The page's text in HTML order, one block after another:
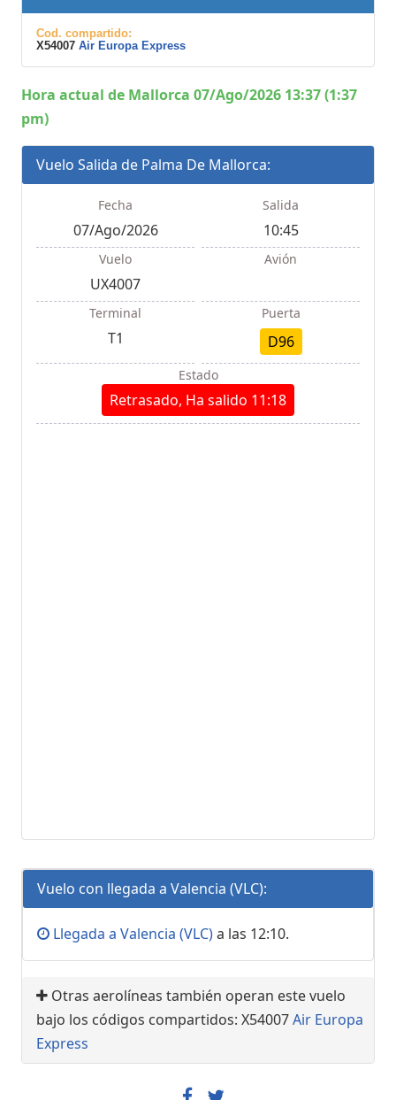
Cod. compartido:
X54007 Air Europa Express
Hora actual de Mallorca 07/Ago/2026 13:37 (1:37
pm)
Vuelo Salida de Palma De Mallorca:
Fecha
07/Ago/2026
Salida
10:45
Vuelo
UX4007
Avión
Terminal
T1
Puerta
D96
Estado
Retrasado, Ha salido 11:18
Vuelo con llegada a Valencia (VLC):
Llegada a Valencia (VLC)a las 12:10.
Otras aerolíneas también operan este vuelo
bajo los códigos compartidos: X54007Air Europa
Express